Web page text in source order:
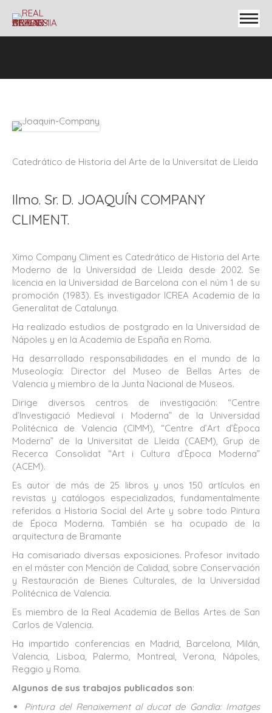
Catedrático de Historia del Arte de la Universitat de Lleida
Ilmo. Sr. D. JOAQUÍN COMPANY
CLIMENT.
Ximo Company Climent es Catedrático de Historia del Arte
Moderno de la Universidad de Lleida desde 2002. Se
licencia en la Universidad de Barcelona con el núm 1 de su
promoción (1983). Es investigador ICREA Academia de la
Generalitat de Catalunya.
Ha realizado estudios de postgrado en la Universidad de
Nápoles y en la Academia de España en Roma.
Ha desarrollado responsabilidades en el mundo de la
Museología: Director del Museo de Bellas Artes de
Valencia y miembro de la Junta Nacional de Museos.
Dirige diversos centros de investigación: “Centre
d’Investigació Medieval i Moderna” de la Universidad
Politécnica de Valencia (CIMM), “Centre d’Art d’Època
Moderna” de la Universitat de Lleida (CAEM), Grup de
Recerca Consolidat “Art i Cultura d’Època Moderna”
(ACEM).
Es autor de más de 25 libros y unos 150 artículos en
revistas y catálogos especializados, fundamentalmente
referidos a Historia Social del Arte y sobre todo Pintura
de Época Moderna. También se ha ocupado de la
arquitectura de Bramante
Ha comisariado diversas exposiciones. Profesor invitado
en el máster con Mención de Calidad, sobre Conservación
y Restauración de Bienes Culturales, de la Universidad
Politécnica de Valencia.
Es miembro de la Real Academia de Bellas Artes de San
Carlos de Valencia.
Ha impartido conferencias en Madrid, Barcelona, Milán,
Valencia, Lisboa, Palermo, Montreal, Verona, Nápoles,
Reggio y Roma.
Algunos de sus trabajos publicados son:
Pintura del Renaixement al ducat de Gandia: Imatges